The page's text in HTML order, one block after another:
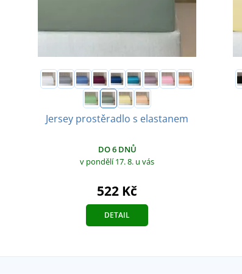
Jersey prostěradlo s elastanem
DO 6 DNŮ
v pondělí 17. 8. u vás
522 Kč
DETAIL